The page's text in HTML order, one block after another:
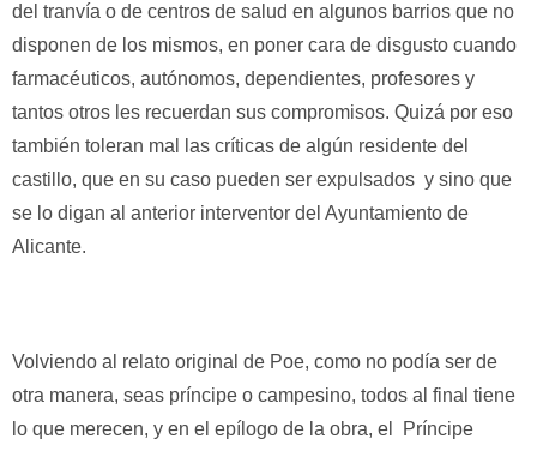
del tranvía o de centros de salud en algunos barrios que no
disponen de los mismos, en poner cara de disgusto cuando
farmacéuticos, autónomos, dependientes, profesores y
tantos otros les recuerdan sus compromisos. Quizá por eso
también toleran mal las críticas de algún residente del
castillo, que en su caso pueden ser expulsados y sino que
se lo digan al anterior interventor del Ayuntamiento de
Alicante.
Volviendo al relato original de Poe, como no podía ser de
otra manera, seas príncipe o campesino, todos al final tiene
lo que merecen, y en el epílogo de la obra, el Príncipe